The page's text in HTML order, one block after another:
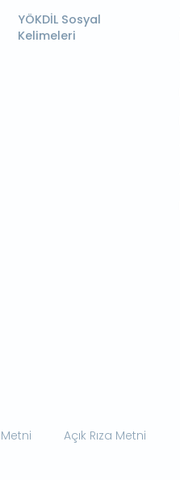
YÖKDİL Sosyal
Kelimeleri
Açık Rıza Metni